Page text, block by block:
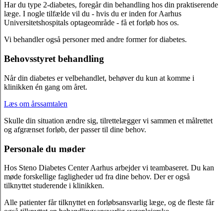
Har du type 2-diabetes, foregår din behandling hos din praktiserende
læge. I nogle tilfælde vil du - hvis du er inden for Aarhus
Universitetshospitals optageområde - få et forløb hos os.
Vi behandler også personer med andre former for diabetes.
Behovsstyret behandling
Når din diabetes er velbehandlet, behøver du kun at komme i
klinikken én gang om året.
Læs om årssamtalen
Skulle din situation ændre sig, tilrettelægger vi sammen et målrettet
og afgrænset forløb, der passer til dine behov.
Personale du møder
Hos Steno Diabetes Center Aarhus arbejder vi teambaseret. Du kan
møde forskellige fagligheder ud fra dine behov. Der er også
tilknyttet studerende i klinikken.
Alle patienter får tilknyttet en forløbsansvarlig læge, og de fleste får